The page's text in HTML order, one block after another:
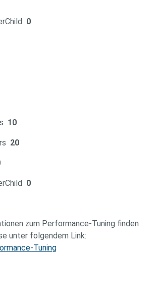
0
10
20
0
zum Performance-Tuning finden
unter folgendem Link:
Tuning